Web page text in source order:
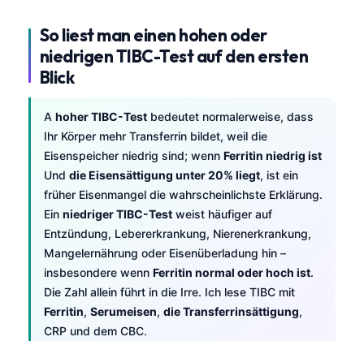
So liest man einen hohen oder
niedrigen TIBC-Test auf den ersten
Blick
A hoher TIBC-Test bedeutet normalerweise, dass
Ihr Körper mehr Transferrin bildet, weil die
Eisenspeicher niedrig sind; wenn Ferritin niedrig ist
Und die Eisensättigung unter 20% liegt, ist ein
früher Eisenmangel die wahrscheinlichste Erklärung.
Ein niedriger TIBC-Test weist häufiger auf
Entzündung, Lebererkrankung, Nierenerkrankung,
Mangelernährung oder Eisenüberladung hin –
insbesondere wenn Ferritin normal oder hoch ist.
Die Zahl allein führt in die Irre. Ich lese TIBC mit
Ferritin, Serumeisen, die Transferrinsättigung,
CRP und dem CBC.